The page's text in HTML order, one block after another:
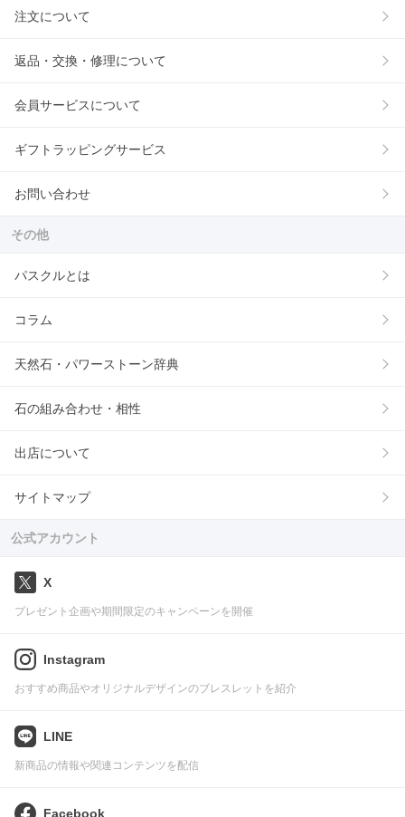
注文について
返品・交換・修理について
会員サービスについて
ギフトラッピングサービス
お問い合わせ
その他
パスクルとは
コラム
天然石・パワーストーン辞典
石の組み合わせ・相性
出店について
サイトマップ
公式アカウント
X
プレゼント企画や期間限定のキャンペーンを開催
Instagram
おすすめ商品やオリジナルデザインのブレスレットを紹介
LINE
新商品の情報や関連コンテンツを配信
Facebook